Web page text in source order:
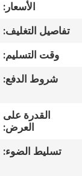
في
المعمل
رقابة
اقتباس
الأسعار:
تفاصيل التغليف:
وقت التسليم:
شروط الدفع:
القدرة على
العرض:
تسليط الضوء: